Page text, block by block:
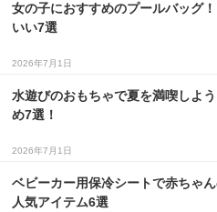
出産
子育て・育児
０歳児
１歳児
２歳児
３〜６歳児
女の子におすすめのプールバッグ
いい7選
2026年7月1日
水遊びのおもちゃで夏を満喫しよ
め7選！
2026年7月1日
ベビーカー用保冷シートで赤ちゃ
人気アイテム6選